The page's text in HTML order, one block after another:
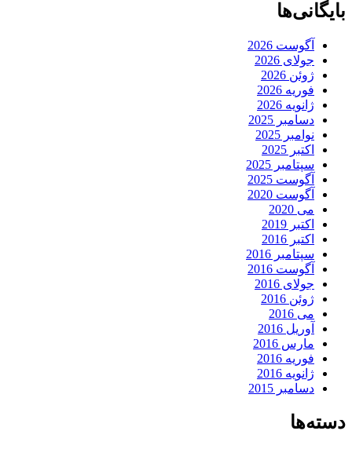
بایگانی‌ها
آگوست 2026
جولای 2026
ژوئن 2026
فوریه 2026
ژانویه 2026
دسامبر 2025
نوامبر 2025
اکتبر 2025
سپتامبر 2025
آگوست 2025
آگوست 2020
می 2020
اکتبر 2019
اکتبر 2016
سپتامبر 2016
آگوست 2016
جولای 2016
ژوئن 2016
می 2016
آوریل 2016
مارس 2016
فوریه 2016
ژانویه 2016
دسامبر 2015
دسته‌ها